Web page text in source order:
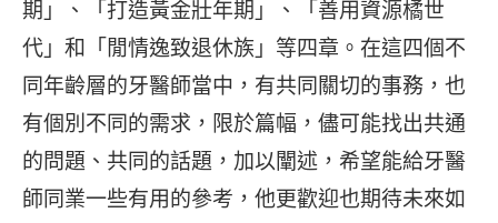
期」、「打造黃金壯年期」、「善用資源橘世
代」和「閒情逸致退休族」等四章。在這四個不
同年齡層的牙醫師當中，有共同關切的事務，也
有個別不同的需求，限於篇幅，儘可能找出共通
的問題、共同的話題，加以闡述，希望能給牙醫
師同業一些有用的參考，他更歡迎也期待未來如